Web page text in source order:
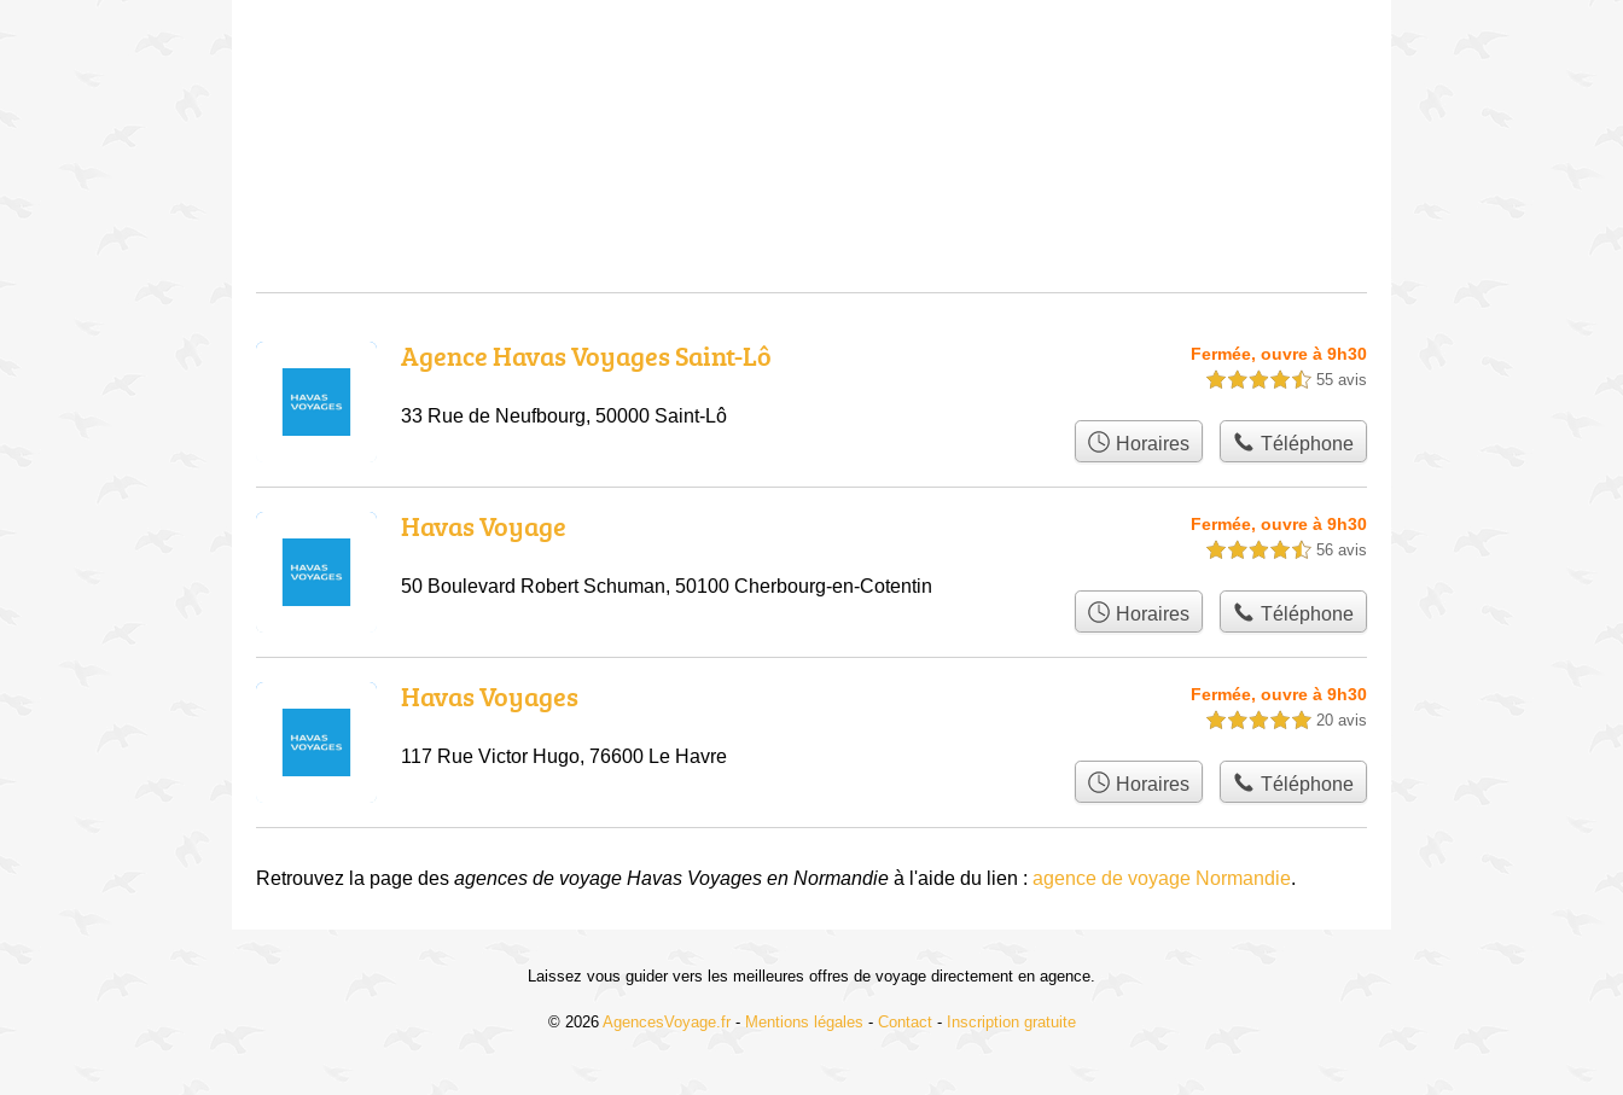
Agence Havas Voyages Saint-Lô
33 Rue de Neufbourg, 50000 Saint-Lô
Fermée, ouvre à 9h30
4,5 étoiles sur 5 55 avis
Horaires Téléphone
Havas Voyage
50 Boulevard Robert Schuman, 50100 Cherbourg-en-Cotentin
Fermée, ouvre à 9h30
4,5 étoiles sur 5 56 avis
Horaires Téléphone
Havas Voyages
117 Rue Victor Hugo, 76600 Le Havre
Fermée, ouvre à 9h30
5,0 étoiles sur 5 20 avis
Horaires Téléphone
Retrouvez la page des agences de voyage Havas Voyages en Normandie à l'aide du lien : agence de voyage Normandie.
Laissez vous guider vers les meilleures offres de voyage directement en agence.
© 2026 AgencesVoyage.fr - Mentions légales - Contact- Inscription gratuite